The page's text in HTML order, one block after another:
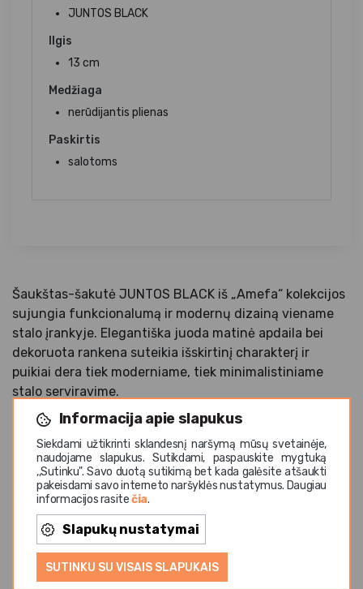
Informacija apie slapukus
Siekdami užtikrinti sklandesnį naršymą mūsų svetainėje,
naudojame slapukus. Sutikdami, paspauskite mygtuką
,,Sutinku". Savo duotą sutikimą bet kada galėsite atšaukti
pakeisdami savo interneto naršyklės nustatymus. Daugiau
informacijos rasitečia.
Slapukų nustatymai
SUTINKU SU VISAIS SLAPUKAIS
JUNTOS BLACK
Ilgis
13 cm
Medžiaga
nerūdijantis plienas
Paskirtis
salotoms
Šaukštas-šakutė JUNTOS BLACK iš „Amefa“ kolekcijos
sujungia funkcionalumą ir modernų dizainą viename
stalo įrankyje. Elegantiška juoda matinė apdaila bei
dekoruota rankena suteikia išskirtinį charakterį ir
puikiai dera tiek moderniame, tiek minimalistiniame
stalo serviravime.
Pagaminta iš aukštos kokybės nerūdijančio plieno, ši
šaukšto-šakutės kombinacija pasižymi ilgaamžiškumu
ir atsparumu intensyviam naudojimui. Universalus
dizainas leidžia patogiai mėgautis desertais, salotomis,
užkandžiais, tapas stiliaus patiekalais ar mažomis
porcijomis. JUNTOS BLACK kolekcija yra puikus
pasirinkimas restoranams, viešbučiams, kavinėms ir
moderniems namams, vertinantiems išskirtinį dizainą
bei praktiškumą. Tinka plauti indaplovėje.